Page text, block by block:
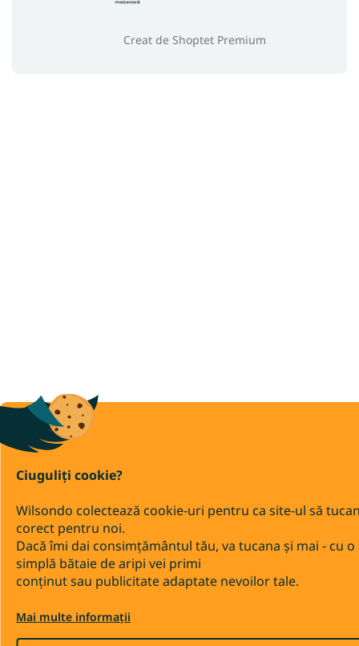
Ciuguliți cookie?
Wilsondo colectează cookie-uri pentru ca site-ul să
corect pentru noi.
Dacă îmi dai consimțământul tău, va tucana și mai - cu o
simplă bătaie de aripi vei primi
conținut sau publicitate adaptate nevoilor tale.
Mai multe informații
Creat de Shoptet Premium